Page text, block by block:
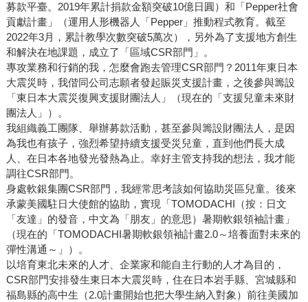
募款平臺。2019年累計捐款金額突破10億日圓）和「Pepper社會
貢獻計畫」（運用人形機器人「Pepper」推動程式教育。截至
2022年3月，累計教學次數突破5萬次），另外為了支援地方創生
和解決在地課題，成立了「區域CSR部門」。
專攻業務和行銷的我，怎麼會跑去管理CSR部門？2011年東日本
大震災時，我偕同公司志願者發起賑災支援計畫，之後參與籌設
「東日本大震災復興支援財團法人」（現在的「支援兒童未來財
團法人」）。
我組織義工團隊、舉辦募款活動，甚至參與籌設財團法人，是因
為我也有孩子，強烈希望持續支援受災兒童，直到他們長大成
人、在日本各地發光發熱為止。幸好主管支持我的想法，我才能
調往CSR部門。
身處軟銀集團CSR部門，我經常思考該如何協助災區兒童。後來
承蒙美國駐日大使館的協助，實現「TOMODACHI（按：日文
「友達」的發音，中文為「朋友」的意思）暑期軟銀領袖計畫」
（現在的「TOMODACHI暑期軟銀領袖計畫2.0～培養面對未來的
彈性溝通～」）。
以培育東北未來的人才、企業家和能自主行動的人才為目的，
CSR部門安排發生東日本大震災時，住在日本岩手縣、宮城縣和
福島縣的高中生（2.0計畫開始也把大學生納入對象）前往美國加